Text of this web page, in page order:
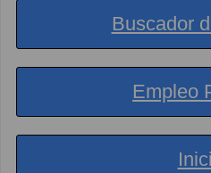
Buscador
Empleo